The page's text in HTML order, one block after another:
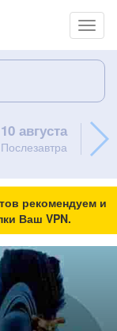
10 августа
Послезавтра
11
рекомендуем и
Ваш VPN.